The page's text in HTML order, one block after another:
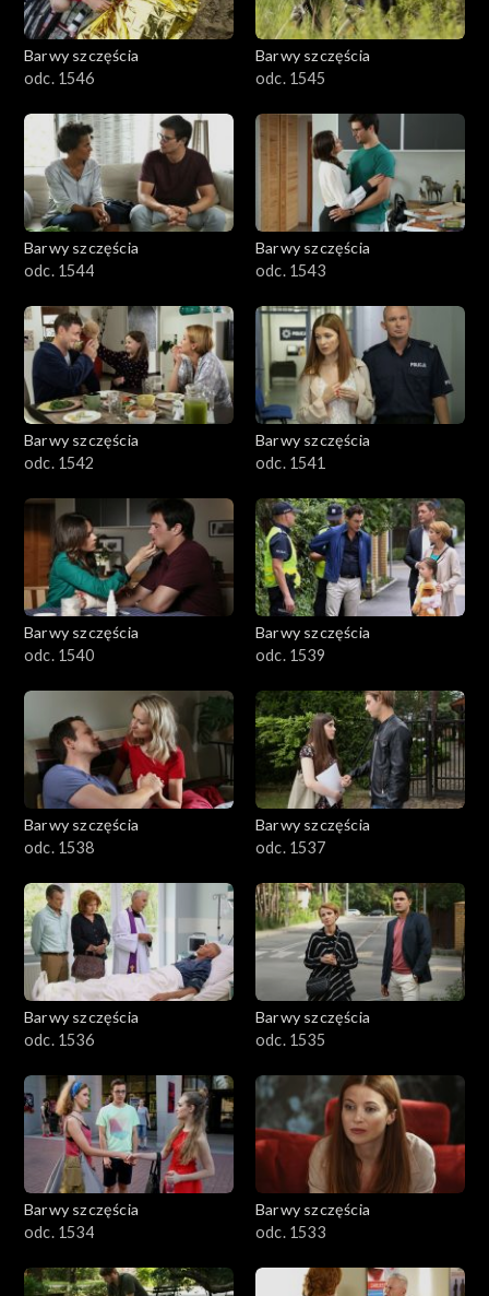
Barwy szczęścia
odc. 1546
Barwy szczęścia
odc. 1545
Barwy szczęścia
odc. 1544
Barwy szczęścia
odc. 1543
Barwy szczęścia
odc. 1542
Barwy szczęścia
odc. 1541
Barwy szczęścia
odc. 1540
Barwy szczęścia
odc. 1539
Barwy szczęścia
odc. 1538
Barwy szczęścia
odc. 1537
Barwy szczęścia
odc. 1536
Barwy szczęścia
odc. 1535
Barwy szczęścia
odc. 1534
Barwy szczęścia
odc. 1533